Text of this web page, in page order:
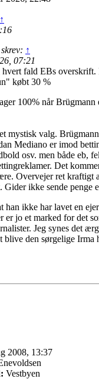
↑
skrev: ↑
07:21
hvert fald EBs overskrift.
købt 30 %
100% når Brügmann
mystisk valg.
Mediano er imod
osv. men både eb,
Det
Overvejer ret kraftigt
Gider ikke sende penge
han ikke har lavet en
er jo et marked for det
Jeg synes det
blive den sørgelige Irma
2008, 13:37
Vestbyen